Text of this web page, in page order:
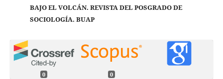
BAJO EL VOLCÁN. REVISTA DEL POSGRADO DE
SOCIOLOGÍA. BUAP
0 0